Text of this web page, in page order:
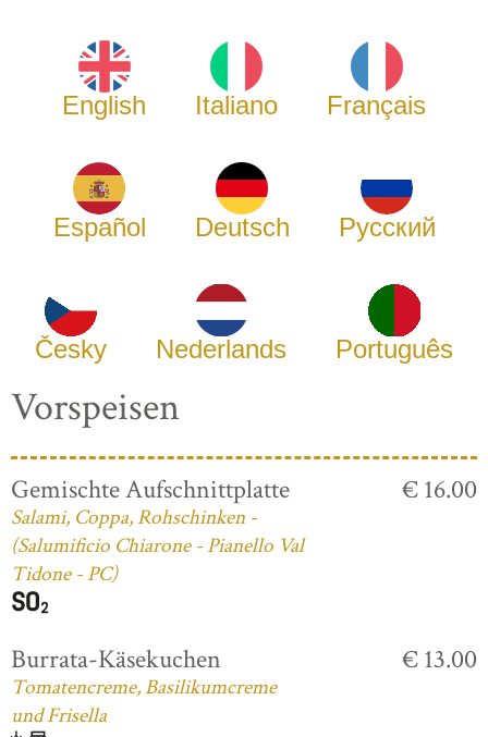
English Italiano Français
Español Deutsch Русский
Česky Nederlands Português
Vorspeisen
Gemischte Aufschnittplatte
Salami, Coppa, Rohschinken -
(Salumificio Chiarone - Pianello Val
Tidone - PC)
€ 16.00
Burrata-Käsekuchen
Tomatencreme, Basilikumcreme
und Frisella
€ 13.00